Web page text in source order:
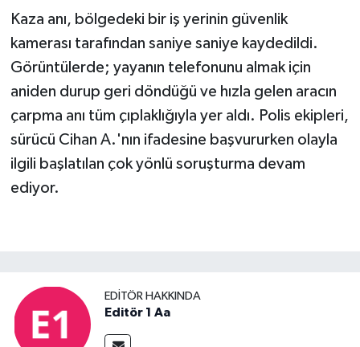
Kaza anı, bölgedeki bir iş yerinin güvenlik
kamerası tarafından saniye saniye kaydedildi.
Görüntülerde; yayanın telefonunu almak için
aniden durup geri döndüğü ve hızla gelen aracın
çarpma anı tüm çıplaklığıyla yer aldı. Polis ekipleri,
sürücü Cihan A.'nın ifadesine başvururken olayla
ilgili başlatılan çok yönlü soruşturma devam
ediyor.
EDITÖR HAKKINDA
Editör 1 Aa